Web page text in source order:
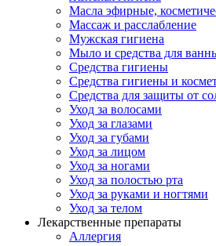
Масла эфирные,
Массаж и расслабление
Мужская гигиена
Мыло и средства для
Средства гигиены
Средства гигиены и
Средства для защиты от
Уход за волосами
Уход за глазами
Уход за губами
Уход за лицом
Уход за ногами
Уход за полостью рта
Уход за руками и ногтями
Уход за телом
Лекарственные препараты
Аллергия